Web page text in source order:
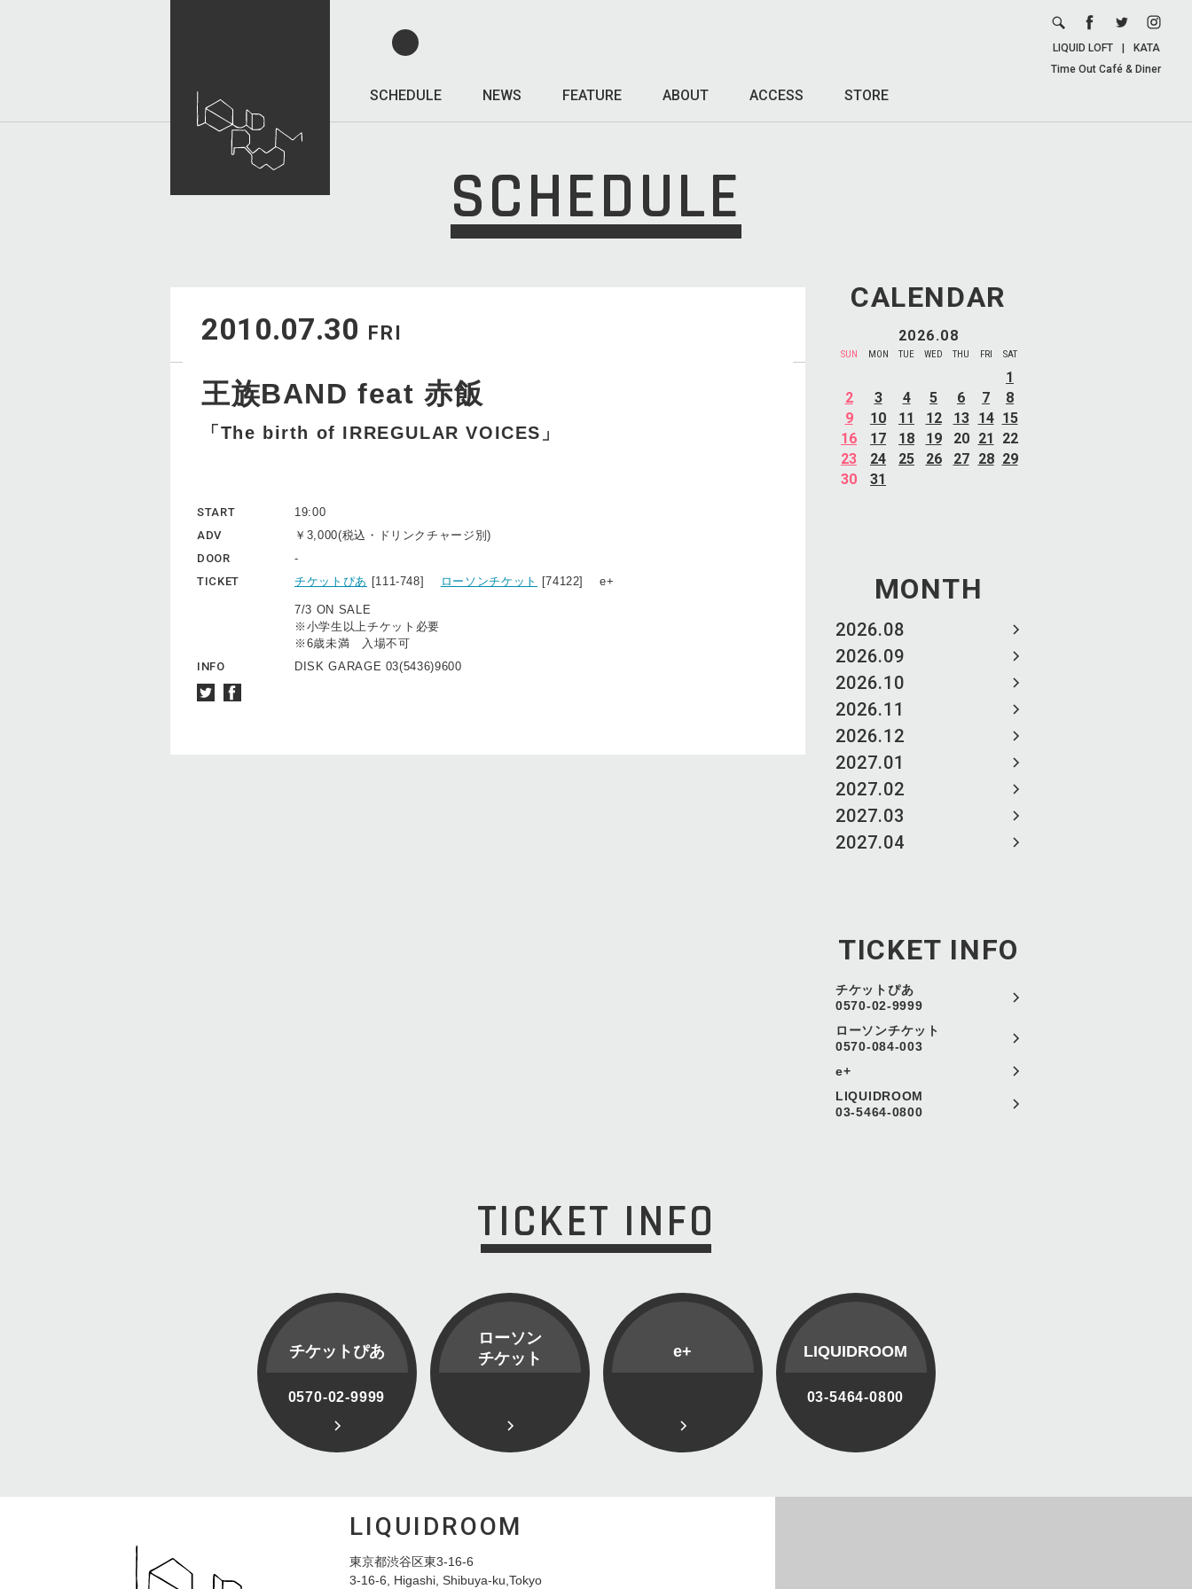
SCHEDULE NEWS FEATURE ABOUT ACCESS STORE
LIQUID LOFT
KATA
Time Out Café & Diner
SCHEDULE
CALENDAR
2026.08
SUN MON TUE WED THU FRI SAT
1
2
3 4 5 6 7
8
9
10 11 12 13 14 15
16
17 18 19 20 21
22
23
24 25 26 27 28 29
30
31
MONTH
2026.08
2026.09
2026.10
2026.11
2026.12
2027.01
2027.02
2027.03
2027.04
TICKET INFO
チケットぴあ
0570-02-9999
ローソンチケット
0570-084-003
e+
LIQUIDROOM
03-5464-0800
2010.07.30 FRI
王族BAND feat 赤飯
「The birth of IRREGULAR VOICES」
START
19:00
ADV
￥3,000(税込・ドリンクチャージ別)
DOOR
-
TICKET
チケットぴあ [111-748] ローソンチケット [74122] e+
7/3 ON SALE
※小学生以上チケット必要
※6歳未満 入場不可
INFO
DISK GARAGE 03(5436)9600
TICKET INFO
チケットぴあ
0570-02-9999
ローソン
チケット
e+ LIQUIDROOM
03-5464-0800
LIQUIDROOM
東京都渋谷区東3-16-6
3-16-6, Higashi, Shibuya-ku,Tokyo